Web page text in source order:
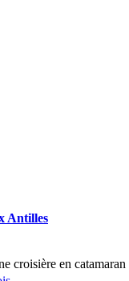
Antilles
croisière en